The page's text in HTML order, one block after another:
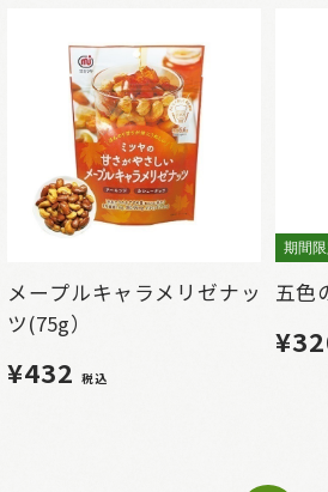
メープルキャラメリゼナッ
ツ(75g）
¥432税込
期間
五色